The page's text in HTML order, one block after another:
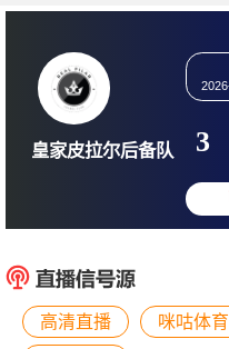
皇家皮拉尔后备队
高清直播 咪咕体育